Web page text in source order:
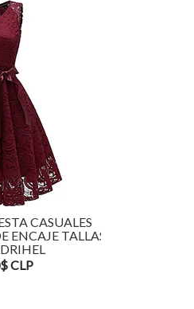
CASUALES
ENCAJE TALLAS
CLP